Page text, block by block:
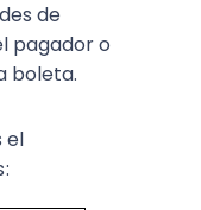
de
pagador o
boleta.
el